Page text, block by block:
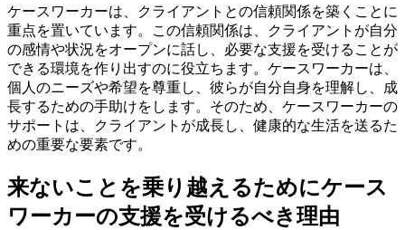
ケースワーカーは、クライアントとの信頼関係を築くことに
重点を置いています。この信頼関係は、クライアントが自分
の感情や状況をオープンに話し、必要な支援を受けることが
できる環境を作り出すのに役立ちます。ケースワーカーは、
個人のニーズや希望を尊重し、彼らが自分自身を理解し、成
長するための手助けをします。そのため、ケースワーカーの
サポートは、クライアントが成長し、健康的な生活を送るた
めの重要な要素です。
来ないことを乗り越えるためにケース
ワーカーの支援を受けるべき理由